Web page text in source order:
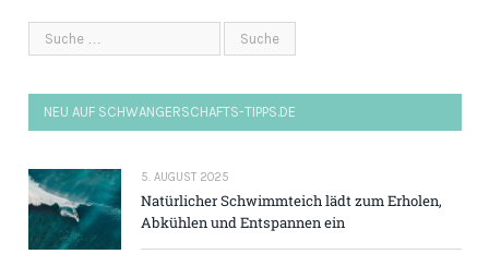
NEU AUF SCHWANGERSCHAFTS-TIPPS.DE
5. AUGUST 2025
Natürlicher Schwimmteich lädt zum Erholen,
Abkühlen und Entspannen ein